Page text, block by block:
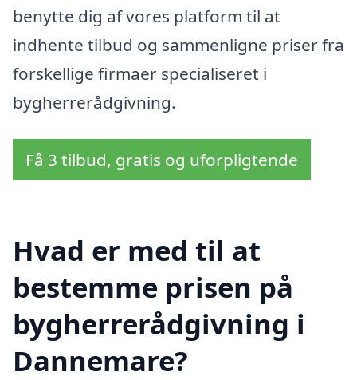
benytte dig af vores platform til at
indhente tilbud og sammenligne priser fra
forskellige firmaer specialiseret i
bygherrerådgivning.
Få 3 tilbud, gratis og uforpligtende
Hvad er med til at
bestemme prisen på
bygherrerådgivning i
Dannemare?